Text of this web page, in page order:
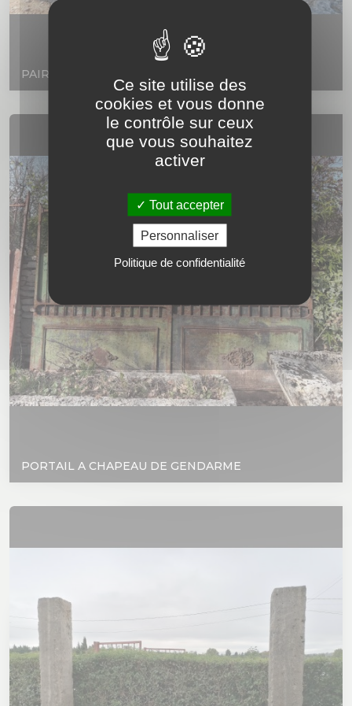
PAIRE DE PIERRES D'ENTREE
PORTAIL A CHAPEAU DE GENDARME
Ce site utilise des
cookies et vous donne
le contrôle sur ceux
que vous souhaitez
activer
Tout accepter
Personnaliser
Politique de confidentialité